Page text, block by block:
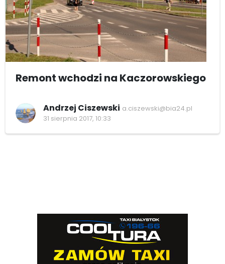
Remont wchodzi na Kaczorowskiego
Andrzej Ciszewski a.ciszewski@bia24.pl
31 sierpnia 2017, 10:33